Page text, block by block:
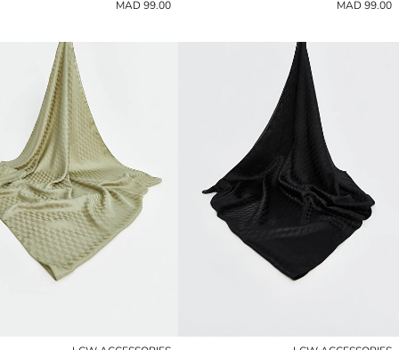
99.00 MAD
99.00 MAD